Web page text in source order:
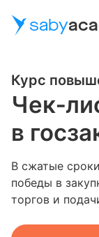
saby
Курс
в
В сжатые
победы в
торгов и